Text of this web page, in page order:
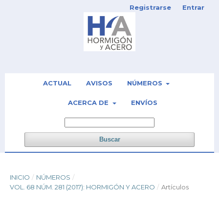
ACTUAL AVISOS NÚMEROS
ACERCA DE ENVÍOS
Buscar
Registrarse Entrar
INICIO / NÚMEROS /
VOL. 68 NÚM. 281 (2017): HORMIGÓN Y ACERO / Artículos